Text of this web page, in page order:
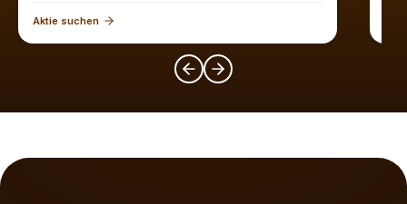
Aktie suchen